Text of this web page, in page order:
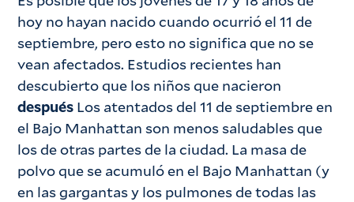
hoy no hayan nacido cuando ocurrió el 11 de
septiembre, pero esto no significa que no se
vean afectados. Estudios recientes han
descubierto que los niños que nacieron
después Los atentados del 11 de septiembre en
el Bajo Manhattan son menos saludables que
los de otras partes de la ciudad. La masa de
polvo que se acumuló en el Bajo Manhattan (y
en las gargantas y los pulmones de todas las